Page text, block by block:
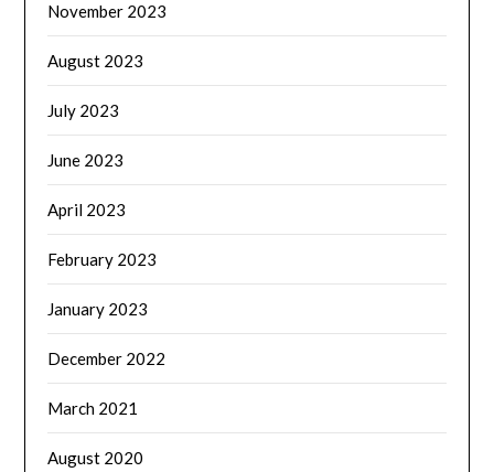
November 2023
August 2023
July 2023
June 2023
April 2023
February 2023
January 2023
December 2022
March 2021
August 2020